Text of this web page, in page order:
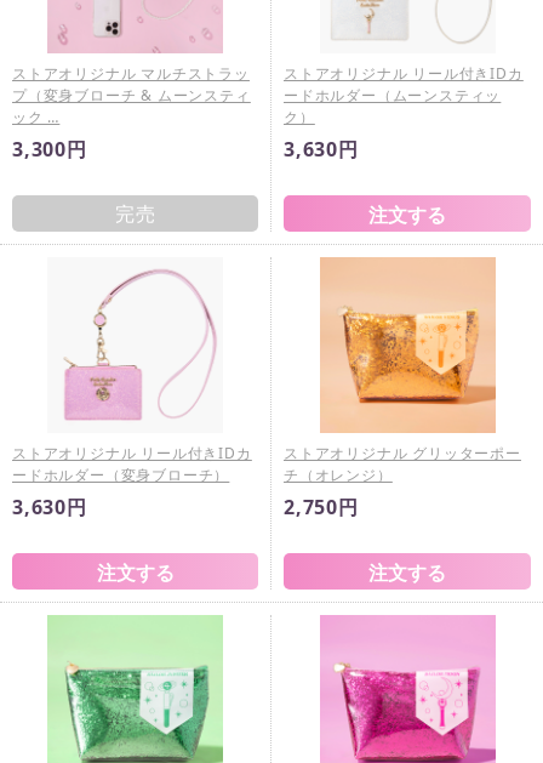
ストアオリジナル マルチストラッ
プ（変身ブローチ & ムーンスティ
ック …
3,300円
完売
ストアオリジナル リール付きIDカ
ードホルダー（ムーンスティッ
ク）
3,630円
ストアオリジナル リール付きIDカ
ードホルダー（変身ブローチ）
3,630円
ストアオリジナル グリッターポー
チ（オレンジ）
2,750円